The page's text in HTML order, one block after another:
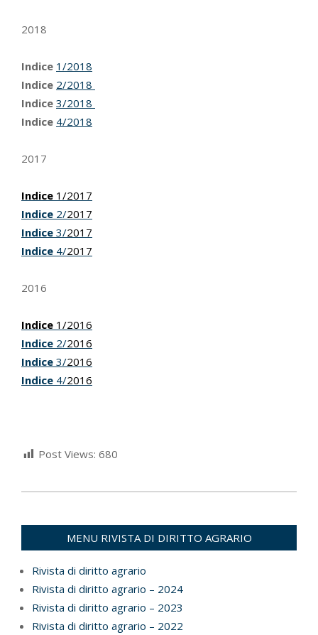
2018
Indice 1/2018
Indice 2/2018
Indice 3/2018
Indice 4/2018
2017
Indice 1/2017
Indice 2/2017
Indice 3/2017
Indice 4/2017
2016
Indice 1/2016
Indice 2/2016
Indice 3/2016
Indice 4/2016
Post Views: 680
MENU RIVISTA DI DIRITTO AGRARIO
Rivista di diritto agrario
Rivista di diritto agrario – 2024
Rivista di diritto agrario – 2023
Rivista di diritto agrario – 2022